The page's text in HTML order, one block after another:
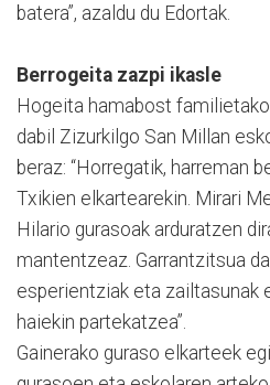
batera”, azaldu du Edortak.
Berrogeita zazpi ikasle
Hogeita hamabost
dabil Zizurkilgo San Millan
beraz: “Horregatik, harreman
Txikien elkartearekin. Mirari
Hilario gurasoak arduratzen
mantentzeaz. Garrantzitsua
esperientziak eta zailtasunak
haiekin partekatzea”.
Gainerako guraso elkarteek